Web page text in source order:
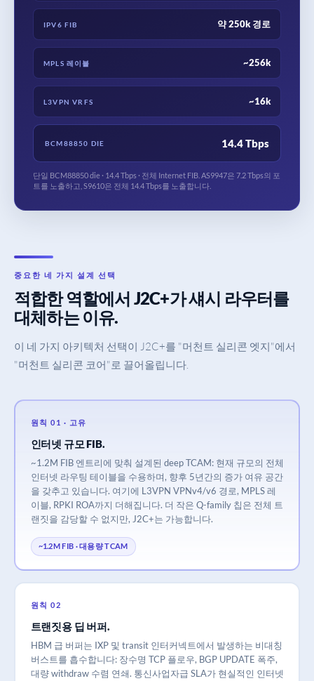
IPV6 FIB 약 250k 경로
MPLS 레이블 ~256k
L3VPN VRFS ~16k
BCM88850 DIE 14.4 Tbps
단일 BCM88850 die · 14.4 Tbps · 전체 Internet FIB. AS9947은 7.2 Tbps의 포
트를 노출하고, S9610은 전체 14.4 Tbps를 노출합니다.
중요한 네 가지 설계 선택
적합한 역할에서 J2C+가 섀시 라우터를
대체하는 이유.
이 네 가지 아키텍처 선택이 J2C+를 "머천트 실리콘 엣지"에서
"머천트 실리콘 코어"로 끌어올립니다.
원칙 01 · 고유
인터넷 규모 FIB.
~1.2M FIB 엔트리에 맞춰 설계된 deep TCAM: 현재 규모의 전체
인터넷 라우팅 테이블을 수용하며, 향후 5년간의 증가 여유 공간
을 갖추고 있습니다. 여기에 L3VPN VPNv4/v6 경로, MPLS 레
이블, RPKI ROA까지 더해집니다. 더 작은 Q-family 칩은 전체 트
랜짓을 감당할 수 없지만, J2C+는 가능합니다.
~1.2M FIB · 대용량 TCAM
원칙 02
트랜짓용 딥 버퍼.
HBM 급 버퍼는 IXP 및 transit 인터커넥트에서 발생하는 비대칭
버스트를 흡수합니다: 장수명 TCP 플로우, BGP UPDATE 폭주,
대량 withdraw 수렴 연쇄. 통신사업자급 SLA가 현실적인 인터넷